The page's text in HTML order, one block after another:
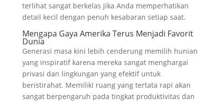
terlihat sangat berkelas jika Anda memperhatikan
detail kecil dengan penuh kesabaran setiap saat.
Mengapa Gaya Amerika Terus Menjadi Favorit
Dunia
Generasi masa kini lebih cenderung memilih hunian
yang inspiratif karena mereka sangat menghargai
privasi dan lingkungan yang efektif untuk
beristirahat. Memiliki ruang yang tertata rapi akan
sangat berpengaruh pada tingkat produktivitas dan